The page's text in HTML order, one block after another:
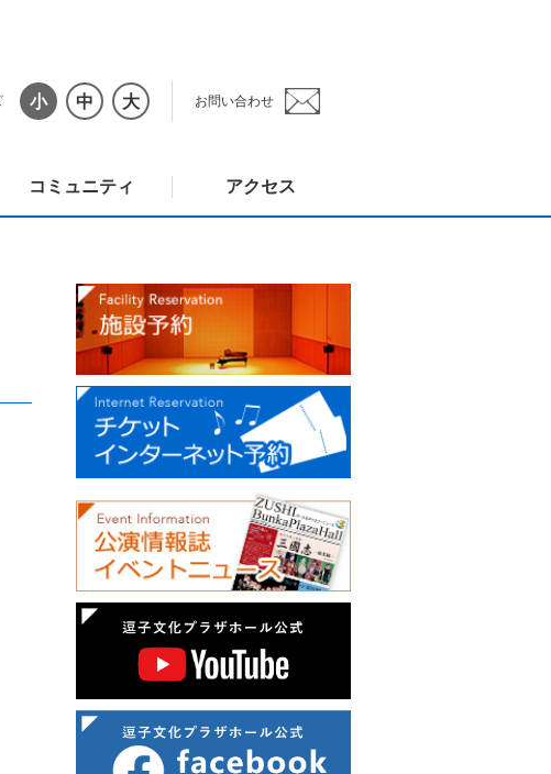
小 中 大 お問い合わせ
コミュニティ アクセス